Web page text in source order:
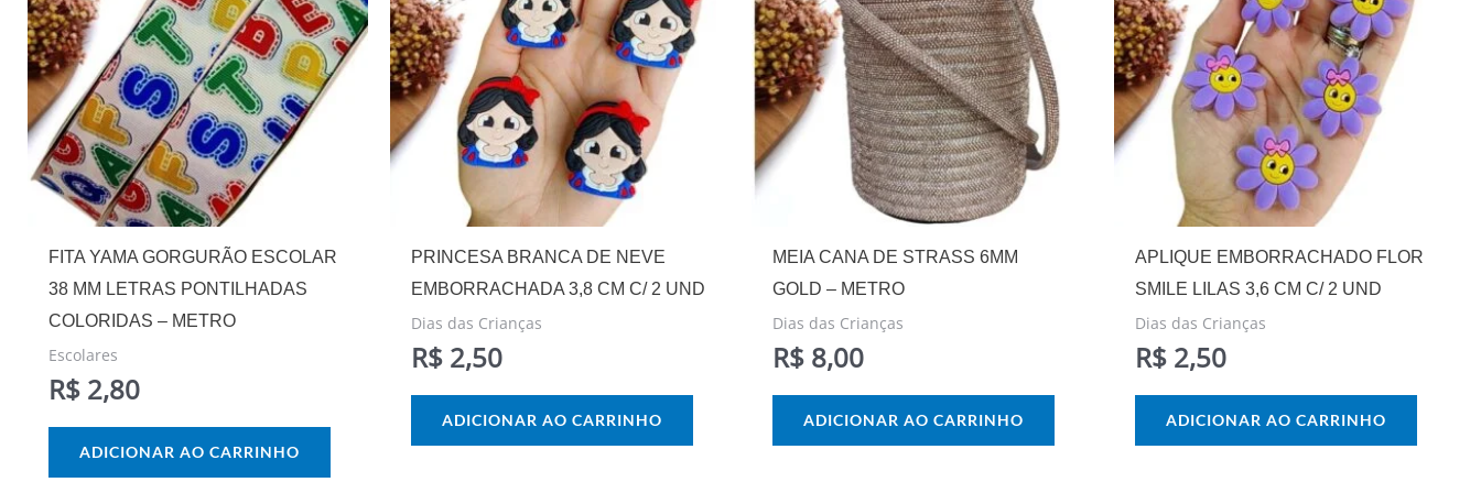
FITA YAMA GORGURÃO ESCOLAR
38 MM LETRAS PONTILHADAS
COLORIDAS – METRO
Escolares
R$ 2,80
ADICIONAR AO CARRINHO
PRINCESA BRANCA DE NEVE
EMBORRACHADA 3,8 CM C/ 2 UND
Dias das Crianças
R$2,50
ADICIONAR AO CARRINHO
MEIA CANA DE STRASS 6MM
GOLD – METRO
Dias das Crianças
R$ 8,00
ADICIONAR AO CARRINHO
APLIQUE EMBORRACHADO FLOR
SMILE LILAS 3,6 CM C/ 2 UND
Dias das Crianças
R$2,50
ADICIONAR AO CARRINHO